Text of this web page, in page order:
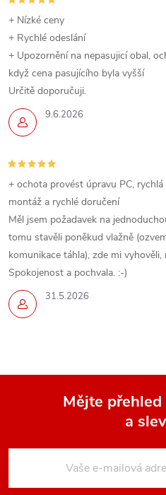
v
k
y
v
ý
p
i
s
u
9.6.2026
+ Nízké ceny
+ Rychlé odeslání
+ Upozornění na nepasujicí obal,
když cena pasujícího byla vyšší
Určitě doporučuji.
31.5.2026
+ ochota provést úpravu PC,
montáž a rychlé doručení
Měl jsem požadavek na
tomu stavěli poněkud vlažně
komunikace táhla), zde mi
Spokojenost a pochvala. :-)
Mějte
a